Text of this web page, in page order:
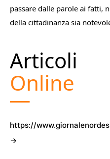
passare dalle parole ai fatti,
della cittadinanza sia
Articoli
Online
https://
→